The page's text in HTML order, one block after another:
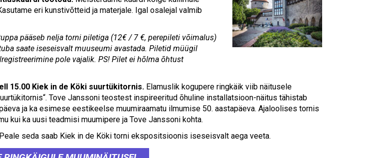
device
users
can
use
eri kunstivõtteid ja materjale. Igal osalejal valmib
pääseb nelja torni piletiga (12€ / 7 €, perepileti võimalus)
saate iseseisvalt muuseumi avastada. Piletid müügil
pole vajalik. PS! Pilet ei hõlma õhtust
15.00 Kiek in de Köki suurtükitornis. Elamuslik kogupere ringkäik viib näitusele
Tove Janssoni teostest inspireeritud õhuline installatsioon-näitus tähistab
ja ka esimese eestikeelse muumiraamatu ilmumise 50. aastapäeva. Ajaloolises tornis
kui ka uusi teadmisi muumipere ja Tove Janssoni kohta.
seda saab Kiek in de Köki torni ekspositsioonis iseseisvalt aega veeta.